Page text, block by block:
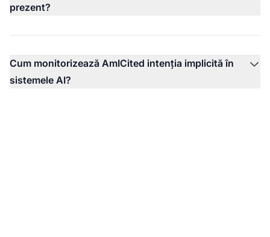
prezent?
Cum monitorizează AmICited intenția implicită în
sistemele AI?